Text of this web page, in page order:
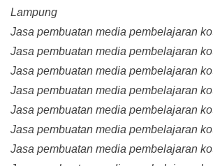
Lampung
Jasa pembuatan media pembelajaran
Jasa pembuatan media pembelajaran
Jasa pembuatan media pembelajaran
Jasa pembuatan media pembelajaran
Jasa pembuatan media pembelajaran
Jasa pembuatan media pembelajaran
Jasa pembuatan media pembelajaran